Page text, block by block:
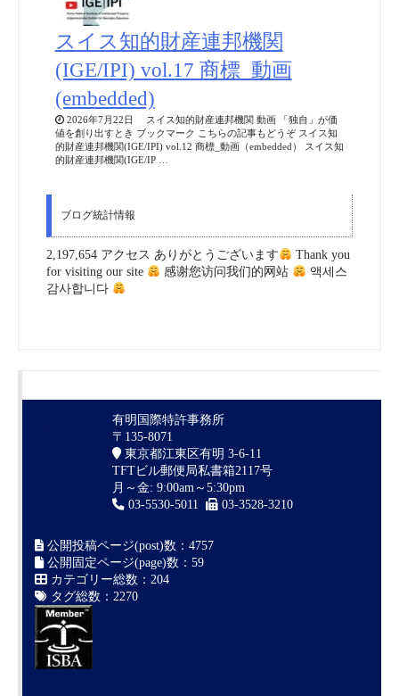
スイス知的財産連邦機関
(IGE/IPI) vol.17 商標_動画
(embedded)
2026年7月22日 スイス知的財産連邦機関 動画 「独自」が価
値を創り出すとき ブックマーク こちらの記事もどうぞ スイス知
的財産連邦機関(IGE/IPI) vol.12 商標_動画（embedded） スイス知
的財産連邦機関(IGE/IP …
ブログ統計情報
2,197,654 アクセス ありがとうございます
Thank you
for visiting our site
感谢您访问我们的网站
액세스
감사합니다
有明国際特許事務所
〒135-8071
東京都江東区有明 3-6-11
TFTビル郵便局私書箱2117号
月～金: 9:00am～5:30pm
03-5530-5011
03-3528-3210
公開投稿ページ(post)数：4757
公開固定ページ(page)数：59
カテゴリー総数：204
タグ総数：2270